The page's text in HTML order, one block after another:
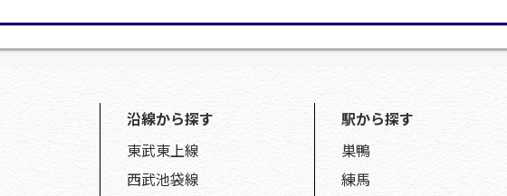
沿線から探す
東武東上線
西武池袋線
駅から探す
巣鴨
練馬